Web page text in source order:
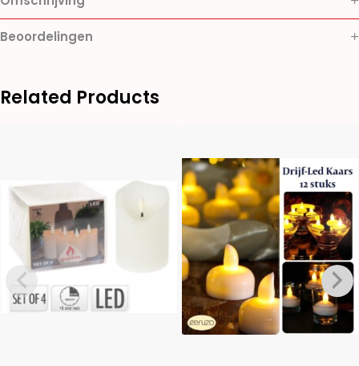
Beoordelingen
Related Products